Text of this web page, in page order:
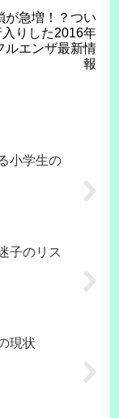
が急増！？つい
入りした2016年
ルエンザ最新情
報
小学生の
子のリス
現状